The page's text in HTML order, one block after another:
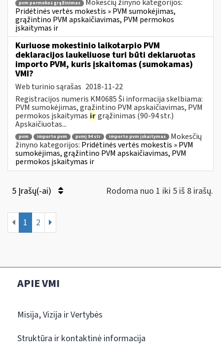
pvm permokos grąžinimas
Mokesčių žinyno kategorijos:
Pridėtinės vertės mokestis » PVM sumokėjimas,
grąžintino PVM apskaičiavimas, PVM permokos
įskaitymas ir
Kuriuose mokestinio laikotarpio PVM
deklaracijos laukeliuose turi būti deklaruotas
importo PVM, kuris įskaitomas (sumokamas)
VMI?
Web turinio sąrašas 2018-11-22
Registracijos numeris KM0685 Ši informacija skelbiama:
PVM sumokėjimas, grąžintino PVM apskaičiavimas, PVM
permokos įskaitymas irgrąžinimas (90-94 str.)
Apskaičiuotas...
pvm importo pvm pvmį 94 str importo pvm įskaitymas
Mokesčių
žinyno kategorijos: Pridėtinės vertės mokestis » PVM
sumokėjimas, grąžintino PVM apskaičiavimas, PVM
permokos įskaitymas ir
5 Įrašų(-ai) Rodoma nuo 1 iki 5 iš 8 irašų.
1 2
APIE VMI
Misija, Vizija ir Vertybės
Struktūra ir kontaktinė informacija